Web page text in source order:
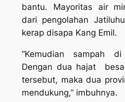
bantu. Mayoritas air
dari pengolahan
kerap disapa Kang Emil.
“Kemudian sampah
Dengan dua hajat
tersebut, maka dua
mendukung,” imbuhnya.